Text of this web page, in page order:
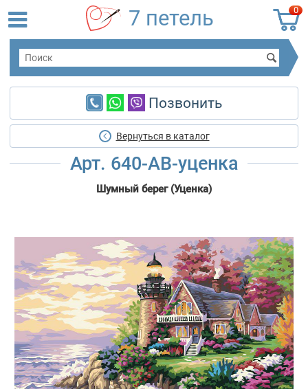
0
7 петель
Позвонить
Вернуться в каталог
Арт. 640-AB-уценка
Шумный берег (Уценка)